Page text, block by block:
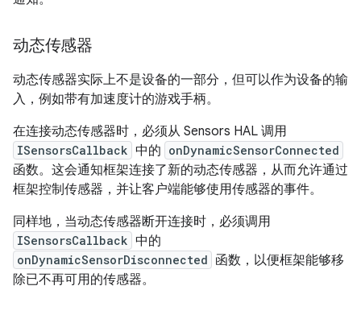
动态传感器
动态传感器实际上不是设备的一部分，但可以作为设备的输
入，例如带有加速度计的游戏手柄。
在连接动态传感器时，必须从 Sensors HAL 调用
ISensorsCallback 中的 onDynamicSensorConnected
函数。这会通知框架连接了新的动态传感器，从而允许通过
框架控制传感器，并让客户端能够使用传感器的事件。
同样地，当动态传感器断开连接时，必须调用
ISensorsCallback 中的
onDynamicSensorDisconnected 函数，以便框架能够移
除已不再可用的传感器。